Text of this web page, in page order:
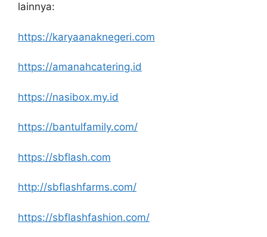
lainnya:
https://karyaanaknegeri.com
https://amanahcatering.id
https://nasibox.my.id
https://bantulfamily.com/
https://sbflash.com
http://sbflashfarms.com/
https://sbflashfashion.com/